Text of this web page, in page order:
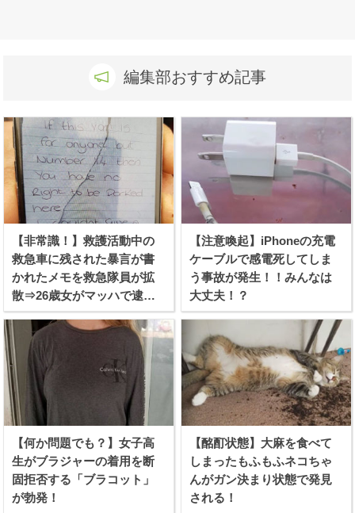
編集部おすすめ記事
【非常識！】救護活動中の
救急車に残された暴言が書
かれたメモを救急隊員が拡
散⇒26歳女がマッハで逮捕
される！
【注意喚起】iPhoneの充電
ケーブルで感電死してしま
う事故が発生！！みんなは
大丈夫！？
【何か問題でも？】女子高
生がブラジャーの着用を断
固拒否する「ブラコット」
が勃発！
【酩酊状態】大麻を食べて
しまったもふもふネコちゃ
んがガン決まり状態で発見
される！